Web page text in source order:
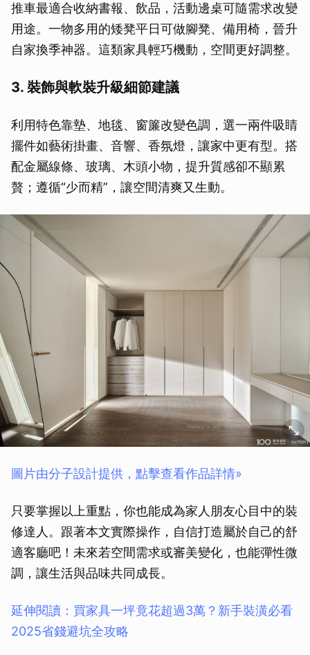
推車最適合收納書報、飲品，活動邊桌可隨需求改變
用途。一物多用的矮凳平日可做腳凳、備用椅，晉升
自家換季神器。這類家具輕巧機動，空間更好調整。
3. 裝飾與軟裝升級細節建議
利用特色靠墊、地毯、窗簾改變色調，選一兩件吸睛
擺件如藝術掛畫、音響、香氛燈，讓家中更有型。搭
配金屬線條、玻璃、木頭小物，提升質感卻不顯累
贅；遵循“少而精”，讓空間清爽又生動。
圖片由分子設計提供，點擊查看作品詳情»
只要掌握以上重點，你也能成為家人朋友心目中的裝
修達人。跟著本文實際操作，自信打造屬於自己的舒
適客廳吧！未來若空間需求或審美變化，也能彈性微
調，讓生活與品味共同成長。
延伸閱讀：買家具一坪竟花超過3萬？新手裝潢必看
2025省錢避坑全攻略